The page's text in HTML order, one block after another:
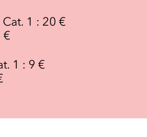
Cat. 1 : 20 €
€
1 : 9 €